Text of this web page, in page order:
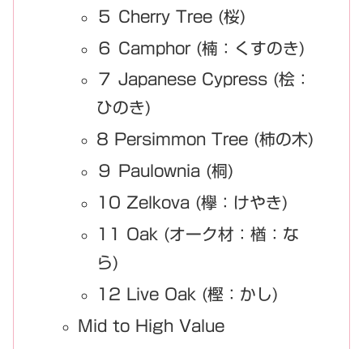
５ Cherry Tree (桜)
６ Camphor (楠：くすのき)
７ Japanese Cypress (桧：
ひのき)
8 Persimmon Tree (柿の木)
９ Paulownia (桐)
10 Zelkova (欅：けやき)
11 Oak (オーク材：楢：な
ら)
12 Live Oak (樫：かし)
Mid to High Value